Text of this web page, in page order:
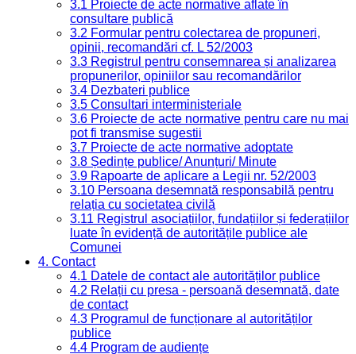
3.1 Proiecte de acte normative aflate în
consultare publică
3.2 Formular pentru colectarea de propuneri,
opinii, recomandări cf. L 52/2003
3.3 Registrul pentru consemnarea și analizarea
propunerilor, opiniilor sau recomandărilor
3.4 Dezbateri publice
3.5 Consultari interministeriale
3.6 Proiecte de acte normative pentru care nu mai
pot fi transmise sugestii
3.7 Proiecte de acte normative adoptate
3.8 Ședințe publice/ Anunțuri/ Minute
3.9 Rapoarte de aplicare a Legii nr. 52/2003
3.10 Persoana desemnată responsabilă pentru
relația cu societatea civilă
3.11 Registrul asociațiilor, fundațiilor și federațiilor
luate în evidență de autoritățile publice ale
Comunei
4. Contact
4.1 Datele de contact ale autorităților publice
4.2 Relații cu presa - persoană desemnată, date
de contact
4.3 Programul de funcționare al autorităților
publice
4.4 Program de audiențe